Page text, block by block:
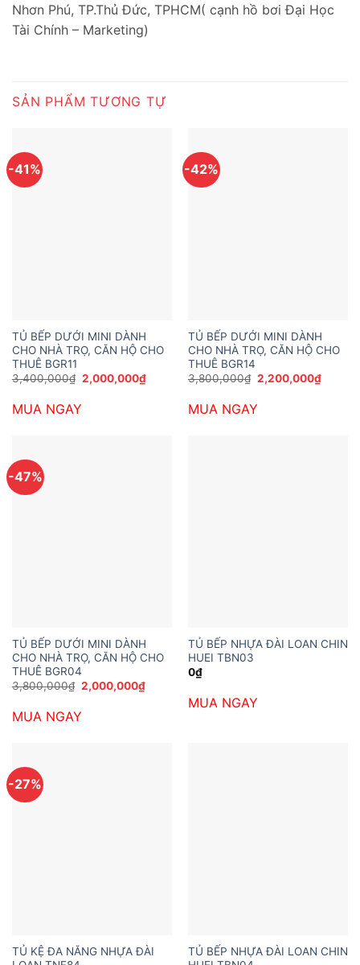
Nhơn Phú, TP.Thủ Đức, TPHCM( cạnh hồ bơi Đại Học
Tài Chính – Marketing)
SẢN PHẨM TƯƠNG TỰ
-41%
TỦ BẾP DƯỚI MINI DÀNH
CHO NHÀ TRỌ, CĂN HỘ CHO
THUÊ BGR11
3,400,000₫ Giá
gốc
3,400,000₫.
2,000,000₫Giá
hiện
MUA NGAY
-42%
TỦ BẾP DƯỚI MINI DÀNH
CHO NHÀ TRỌ, CĂN HỘ CHO
THUÊ BGR14
3,800,000₫ Giá
gốc
3,800,000₫.
2,200,000₫Giá
hiện
MUA NGAY
-47%
TỦ BẾP DƯỚI MINI DÀNH
CHO NHÀ TRỌ, CĂN HỘ CHO
THUÊ BGR04
3,800,000₫ Giá
gốc
3,800,000₫.
2,000,000₫Giá
hiện
MUA NGAY
TỦ BẾP NHỰA ĐÀI LOAN CHIN
HUEI TBN03
0₫
MUA NGAY
-27%
TỦ KỆ ĐA NĂNG NHỰA ĐÀI
TỦ BẾP NHỰA ĐÀI LOAN CHIN